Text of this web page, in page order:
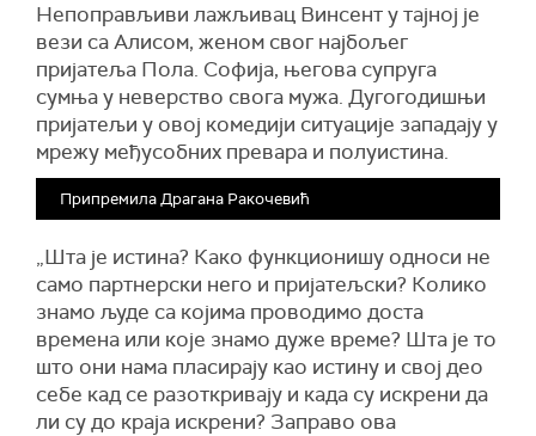
Непоправљиви лажљивац Винсент у тајној је
вези са Алисом, женом свог најбољег
пријатеља Пола. Софија, његова супруга
сумња у неверство свога мужа. Дугогодишњи
пријатељи у овој комедији ситуације западају у
мрежу међусобних превара и полуистина.
Припремила Драгана Ракочевић
„Шта је истина? Како функционишу односи не
само партнерски него и пријатељски? Колико
знамо људе са којима проводимо доста
времена или које знамо дуже време? Шта је то
што они нама пласирају као истину и свој део
себе кад се разоткривају и када су искрени да
ли су до краја искрени? Заправо ова